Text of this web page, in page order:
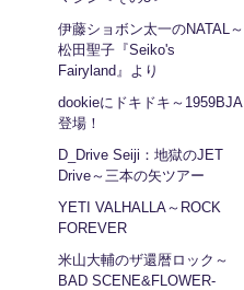
伊藤ショボン太一のNATAL～
松田聖子『Seiko's
Fairyland』より
dookieにドキドキ～1959BJA
登場！
D_Drive Seiji：地獄のJET
Drive～三本の矢ツアー
YETI VALHALLA～ROCK
FOREVER
米山大輔のザ還暦ロック～
BAD SCENE&FLOWER-